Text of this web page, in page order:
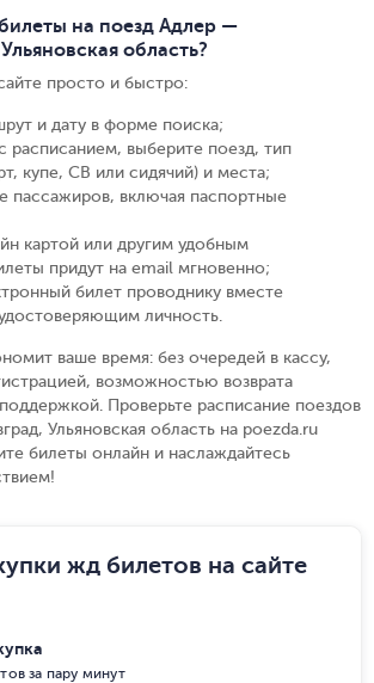
на поезд Адлер —
область?
просто и быстро:
и дату в форме поиска;
расписанием, выберите поезд, тип
купе, СВ или сидячий) и места;
пассажиров, включая паспортные
картой или другим удобным
придут на email мгновенно;
билет проводнику вместе
личность.
ваше время: без очередей в кассу,
возможностью возврата
Проверьте расписание поездов
Ульяновская область на poezda.ru
билеты онлайн и наслаждайтесь
жд билетов на сайте
за пару минут